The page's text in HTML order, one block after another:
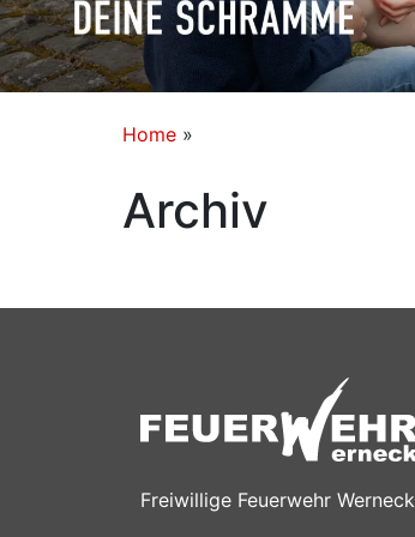
Home »
Archiv
Freiwillige Feuerwehr Werneck